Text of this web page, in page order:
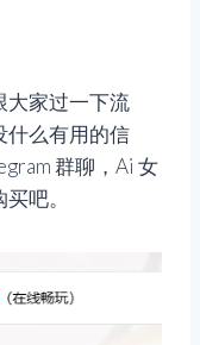
大家过一下流
什么有用的信
群聊，Ai 女
吧。